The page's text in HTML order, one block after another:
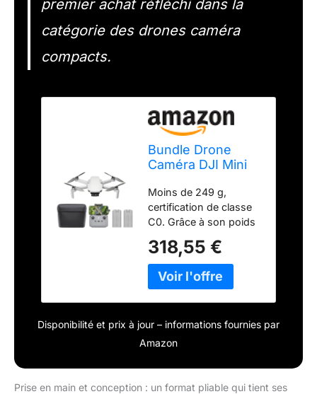
premier achat réfléchi dans la
catégorie des drones caméra
compacts.
Bundle Drone
Caméra DJI Mini
batteries, moins
de 249 g
Moins de 249 g,
certification de classe
C0. Grâce à son poids
autorisé à voler dans
les catégories A1 et A3.
Les opérateurs ne sont
ultra-HD et nacelle à 3
axes pour des images
Capturez des moments
saisissants dans
318,55 €
Disponibilité et prix à jour – informations fournies par
Amazon
Prise en main et conception : un format pliable qui tient ses